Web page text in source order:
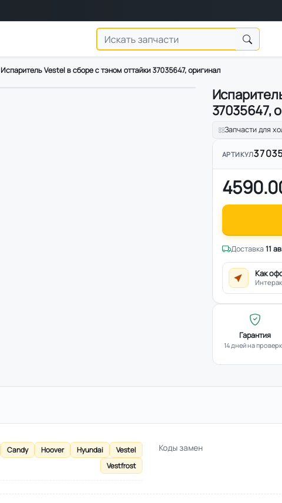
Испаритель Vestel в сборе с тэном оттайки 37035647, оригинал
37035647,
Запчасти для
АРТИКУЛ
Доставка11
Как
Гарантия
14 дней на
Candy Hoover Hyundai
Vestel
Vestfrost
Коды замен